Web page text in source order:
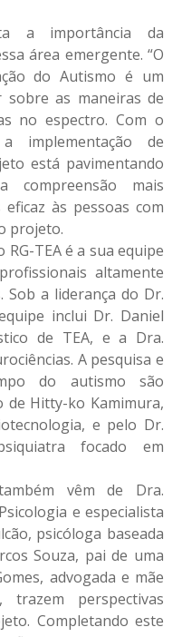
a importância da
área emergente. “O
do Autismo é um
as maneiras de
no espectro. Com o
implementação de
está pavimentando
compreensão mais
às pessoas com
projeto.
TEA é a sua equipe
altamente
Sob a liderança do Dr.
inclui Dr. Daniel
de TEA, e a Dra.
A pesquisa e
do autismo são
de Hitty-ko Kamimura,
e pelo Dr.
focado em
vêm de Dra.
e especialista
psicóloga baseada
Souza, pai de uma
advogada e mãe
perspectivas
Completando este